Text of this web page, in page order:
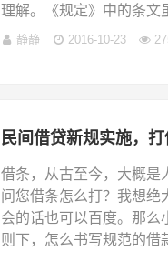
理解。《规定》中的条文
静静 2016-10-23
民间借贷新规实施，
借条，从古至今，大概是
问您借条怎么打？我想绝
会的话也可以百度。那么
则下，怎么书写规范的借